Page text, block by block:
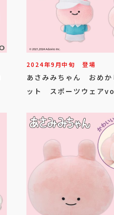
2024年9月中旬 登場
あさみみちゃん おめか
ット スポーツウェア